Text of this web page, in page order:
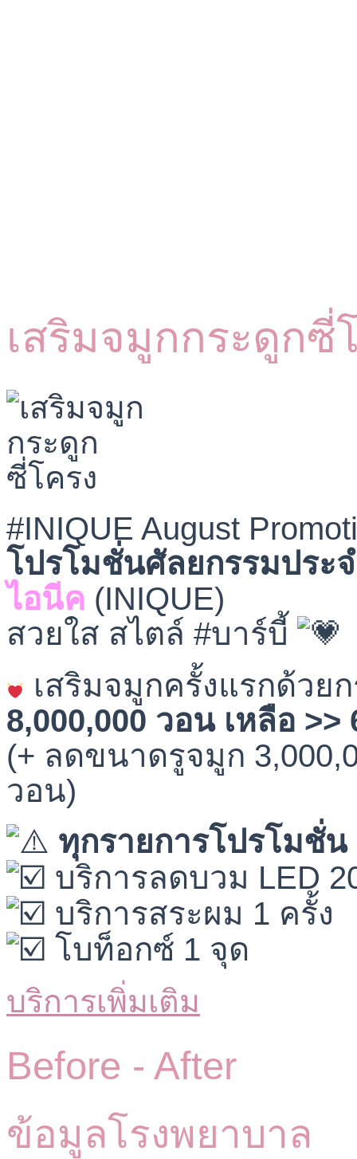
เสริมจมูกกระดูกซี่
#INIQUE August
โปรโมชั่นศัลยกรรมประ
ไอนีค (INIQUE)
สวยใส สไตล์ #บาร์บี้
เสริมจมูกครั้งแรกด้วย
8,000,000 วอน เหลือ >>
(+ ลดขนาดรูจมูก
วอน)
ทุกรายการโปรโมชั่
บริการลดบวม LED
บริการสระผม 1 ครั้ง
โบท็อกซ์ 1 จุด
บริการเพิ่มเติม
Before - After
ข้อมูลโรงพยาบาล